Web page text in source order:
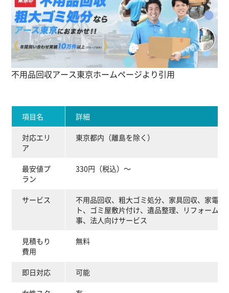
不用品回収アース東京ホームページより引用
項目名 詳細
対応エリ
ア
東京都内（離島を除く）
最安値プ
ラン
330円（税込）～
サービス
不用品回収、粗大ゴミ処分、家具回収、家電
ト、ゴミ屋敷片付け、遺品整理、リフォーム
事、法人向けサービス
見積もり
費用
無料
即日対応 可能